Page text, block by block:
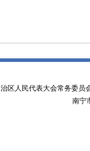
治区人民代表大会常务委
南宁